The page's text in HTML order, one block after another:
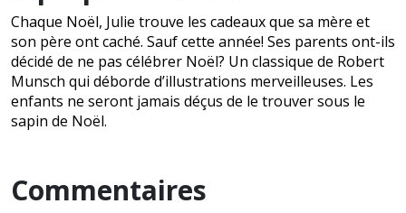
Chaque Noël, Julie trouve les cadeaux que sa mère et
son père ont caché. Sauf cette année! Ses parents ont-ils
décidé de ne pas célébrer Noël? Un classique de Robert
Munsch qui déborde d’illustrations merveilleuses. Les
enfants ne seront jamais déçus de le trouver sous le
sapin de Noël.
Commentaires